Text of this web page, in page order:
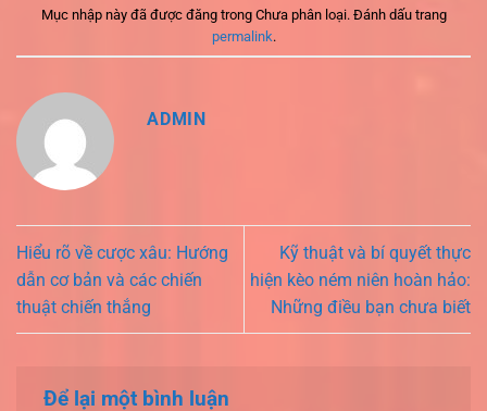
Mục nhập này đã được đăng trong Chưa phân loại. Đánh dấu trang
permalink.
ADMIN
Hiểu rõ về cược xâu: Hướng
dẫn cơ bản và các chiến
thuật chiến thắng
Kỹ thuật và bí quyết thực
hiện kèo ném niên hoàn hảo:
Những điều bạn chưa biết
Để lại một bình luận